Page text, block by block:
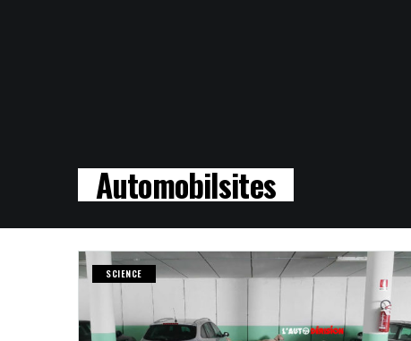
Automobilsites
SCIENCE